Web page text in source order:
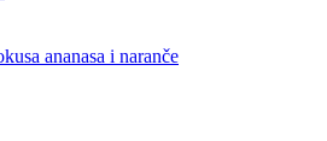
ananasa i naranče